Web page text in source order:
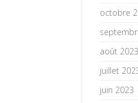
octobre
août 2023
juillet
juin 2023